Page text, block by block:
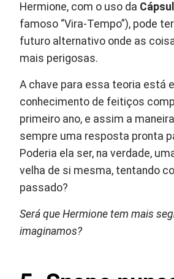
Hermione, com o uso da
famoso “Vira-Tempo”), pode
futuro alternativo onde as
mais perigosas.
A chave para essa teoria está
conhecimento de feitiços
primeiro ano, e assim a
sempre uma resposta pronta
Poderia ela ser, na verdade,
velha de si mesma, tentando
passado?
Será que Hermione tem mais
imaginamos?